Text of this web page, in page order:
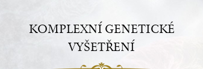
KOMPLEXNÍ GENETICKÉ
VYŠETŘENÍ